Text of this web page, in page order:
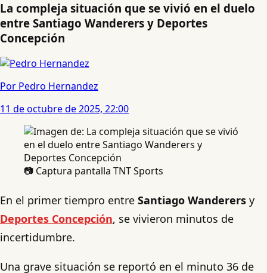
La compleja situación que se vivió en el duelo
entre Santiago Wanderers y Deportes
Concepción
Por Pedro Hernandez
11 de octubre de 2025, 22:00
📷 Captura pantalla TNT Sports
En el primer tiempro entre Santiago Wanderers y
Deportes Concepción, se vivieron minutos de
incertidumbre.
Una grave situación se reportó en el minuto 36 de